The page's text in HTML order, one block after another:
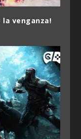
la venganza!